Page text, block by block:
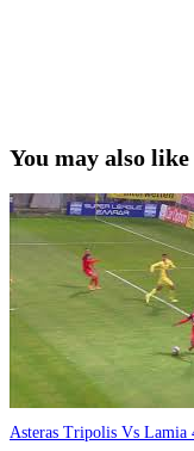
You may also like
Asteras Tripolis Vs Lamia